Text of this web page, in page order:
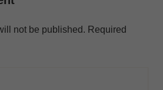
not be published. Required